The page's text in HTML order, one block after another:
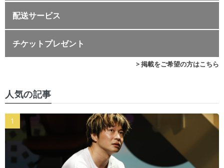
配送サービス
チケットプレゼント
> 掲載をご希望の方はこちら
人気の記事